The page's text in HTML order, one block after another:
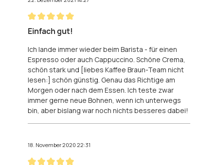
Bewertung mit 5 von 5 Sternen
Einfach gut!
Ich lande immer wieder beim Barista - für einen
Espresso oder auch Cappuccino. Schöne Crema,
schön stark und [liebes Kaffee Braun-Team nicht
lesen:] schön günstig. Genau das Richtige am
Morgen oder nach dem Essen. Ich teste zwar
immer gerne neue Bohnen, wenn ich unterwegs
bin, aber bislang war noch nichts besseres dabei!
18. November 2020 22:31